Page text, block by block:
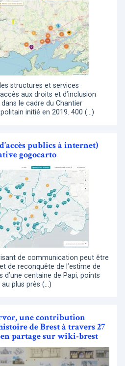
structures et services
aux droits et d’inclusion
le cadre du Chantier
initié en 2019. 400 (…)
publics à internet)
gogocarto
de communication peut être
de reconquête de l’estime de
d’une centaine de Papi, points
plus près (…)
une contribution
de Brest à travers 27
partage sur wiki-brest